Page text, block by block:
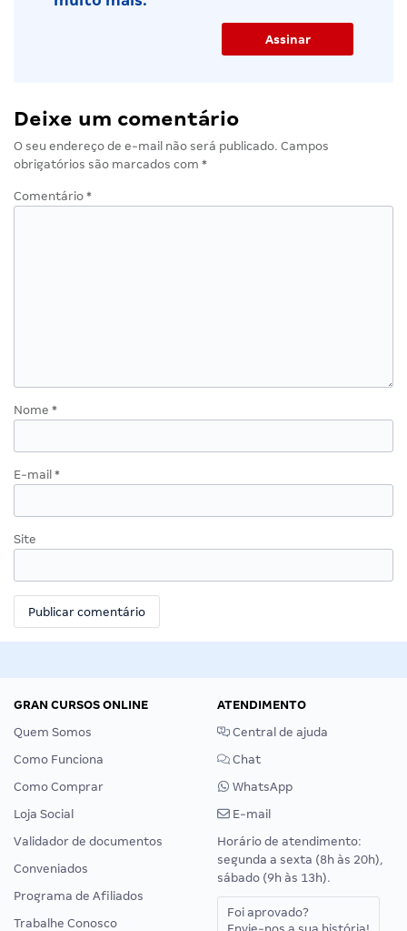
Deixe um comentário
O seu endereço de e-mail não será publicado. Campos
obrigatórios são marcados com *
Comentário *
Nome *
E-mail *
Site
GRAN CURSOS ONLINE
Quem Somos
Como Funciona
Como Comprar
Loja Social
Validador de documentos
Conveniados
Programa de Afiliados
Trabalhe Conosco
ATENDIMENTO
Central de ajuda
Chat
WhatsApp
E-mail
Horário de atendimento:
segunda a sexta (8h às 20h),
sábado (9h às 13h).
Foi aprovado?